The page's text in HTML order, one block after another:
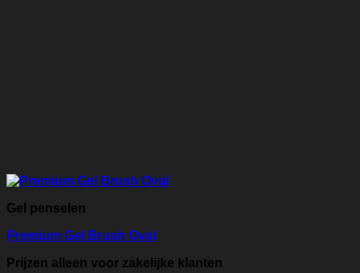
Gel penselen
Premium Gel Brush Oval
Prijzen alleen voor zakelijke klanten